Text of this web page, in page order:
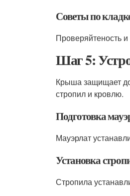
Советы по
Проверяйтеность
Шаг 5:
Крыша защищает
стропил и кровлю.
Подготовка
Мауэрлат
Установка
Стропила